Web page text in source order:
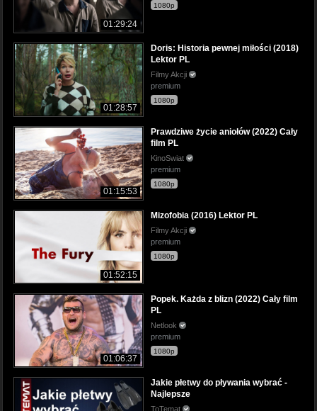
01:29:24
1080p
01:28:57
Doris: Historia pewnej miłości (2018)
Lektor PL
Filmy Akcji
premium
1080p
01:15:53
Prawdziwe życie aniołów (2022) Cały
film PL
KinoSwiat
premium
1080p
01:52:15
Mizofobia (2016) Lektor PL
Filmy Akcji
premium
1080p
01:06:37
Popek. Każda z blizn (2022) Cały film
PL
Netlook
premium
1080p
Jakie płetwy do pływania wybrać -
Najlepsze
ToTemat